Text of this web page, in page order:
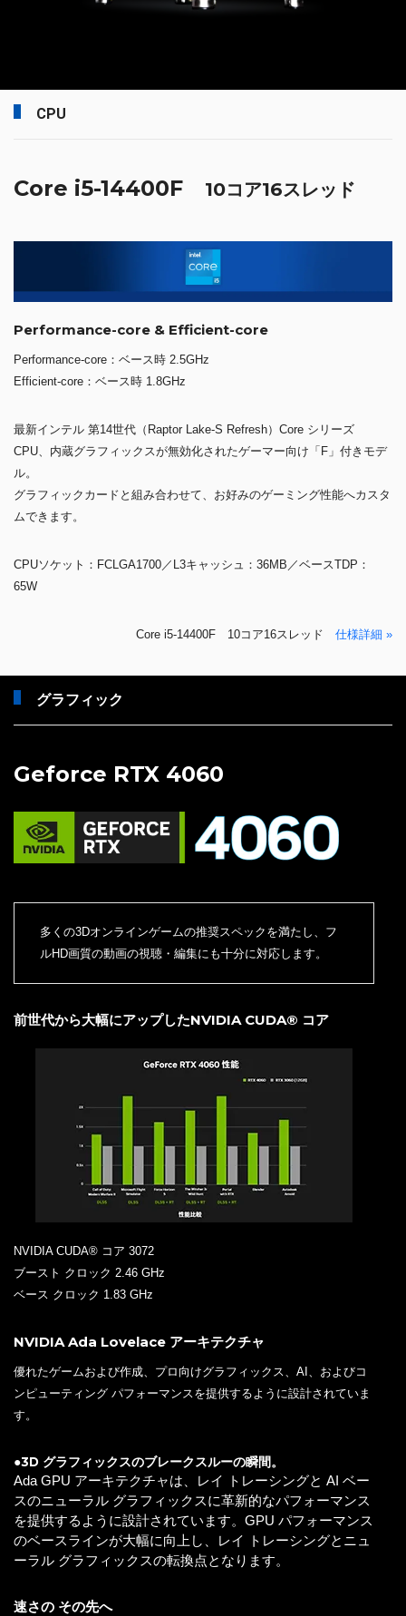
CPU
Core i5-14400F 10コア16スレッド
Performance-core & Efficient-core
Performance-core：ベース時 2.5GHz
Efficient-core：ベース時 1.8GHz
最新インテル 第14世代（Raptor Lake-S Refresh）Core シリーズ
CPU、内蔵グラフィックスが無効化されたゲーマー向け「F」付きモデ
ル。
グラフィックカードと組み合わせて、お好みのゲーミング性能へカスタ
ムできます。
CPUソケット：FCLGA1700／L3キャッシュ：36MB／ベースTDP：
65W
Core i5-14400F 10コア16スレッド 仕様詳細 »
グラフィック
Geforce RTX 4060
多くの3Dオンラインゲームの推奨スペックを満たし、フ
ルHD画質の動画の視聴・編集にも十分に対応します。
前世代から大幅にアップしたNVIDIA CUDA® コア
NVIDIA CUDA® コア 3072
ブースト クロック 2.46 GHz
ベース クロック 1.83 GHz
NVIDIA Ada Lovelace アーキテクチャ
優れたゲームおよび作成、プロ向けグラフィックス、AI、およびコ
ンピューティング パフォーマンスを提供するように設計されていま
す。
●3D グラフィックスのブレークスルーの瞬間。
Ada GPU アーキテクチャは、レイ トレーシングと AI ベー
スのニューラル グラフィックスに革新的なパフォーマンス
を提供するように設計されています。GPU パフォーマンス
のベースラインが大幅に向上し、レイ トレーシングとニュ
ーラル グラフィックスの転換点となります。
速さの その先へ